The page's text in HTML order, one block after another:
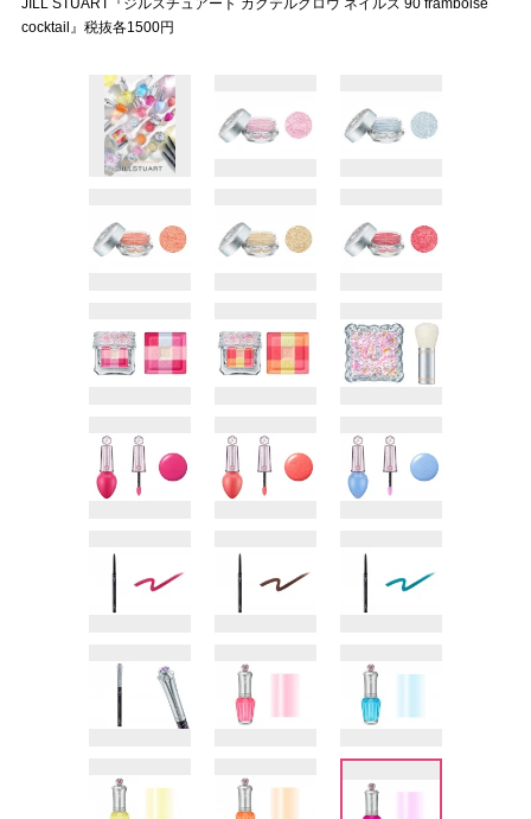
JILL STUART『ジルスチュアート カクテルグロウ ネイルズ 90 framboise
cocktail』税抜各1500円